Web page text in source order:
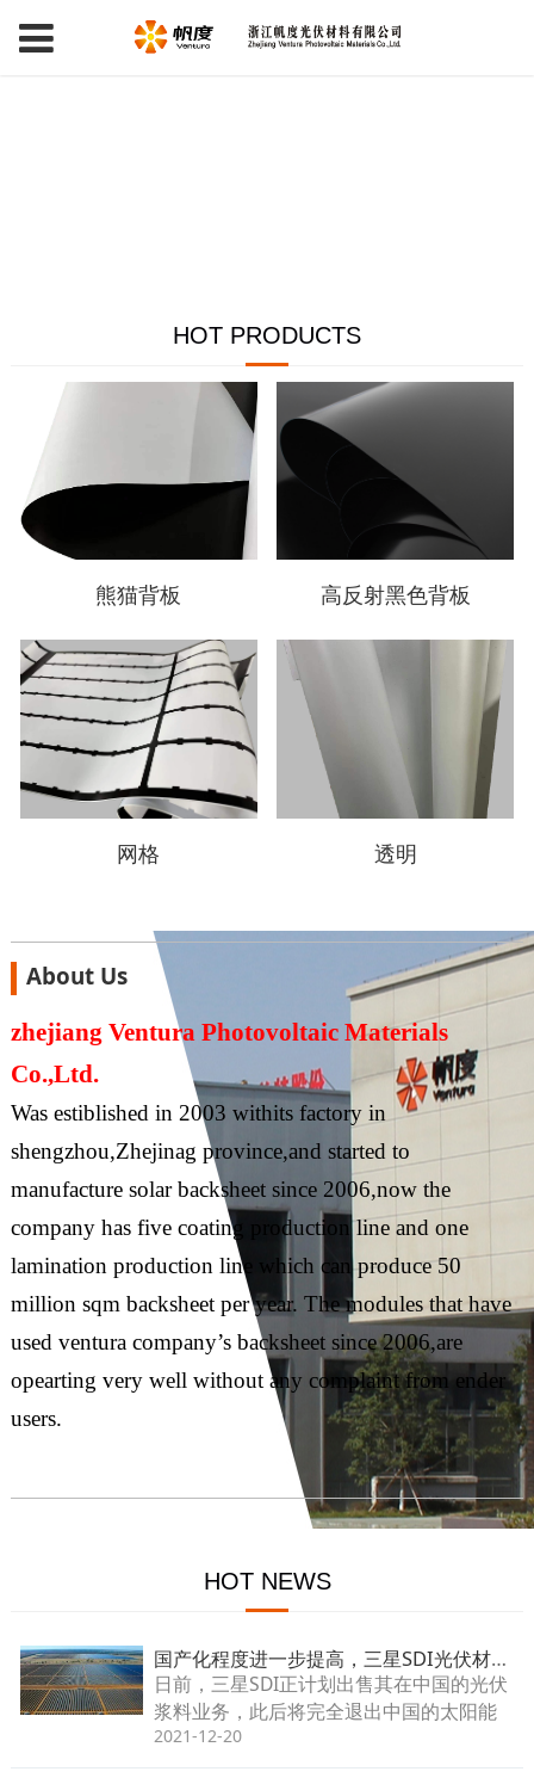
HOT PRODUCTS
熊猫背板 高反射黑色背板
网格 透明
About Us
zhejiang Ventura Photovoltaic Materials
Co.,Ltd.
Was estiblished in 2003 withits factory in
shengzhou,Zhejinag province,and started to
manufacture solar backsheet since 2006,now the
company has five coating production line and one
lamination production line which can produce 50
million sqm backsheet per year. The modules that have
used ventura company’s backsheet since 2006,are
opearting very well without any complaint from ender
users.
HOT NEWS
国产化程度进一步提高，三星SDI光伏材料退出中国
日前，三星SDI正计划出售其在中国的光伏
浆料业务，此后将完全退出中国的太阳能
材料业务。。。
2021-12-20